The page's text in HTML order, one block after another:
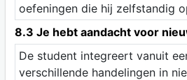
oefeningen die hij zelfstandig
8.3 Je hebt aandacht voor
De student integreert vanuit
verschillende handelingen in